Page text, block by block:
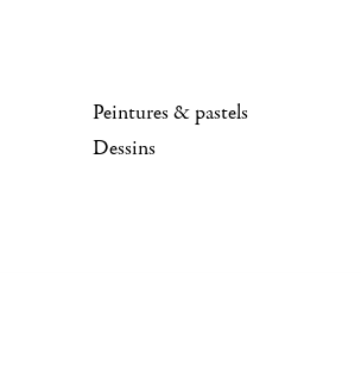
Peintures & pastels
Dessins